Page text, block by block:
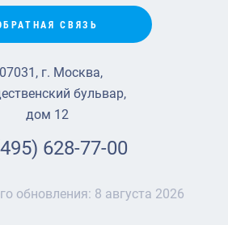
СВЯЗЬ
г. Москва,
бульвар,
дом 12
628-77-00
обновления: 8 августа 2026